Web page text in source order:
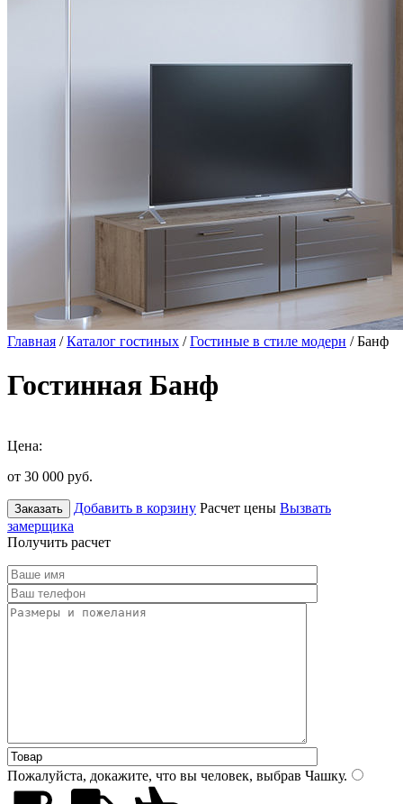
Главная /Каталог гостиных /Гостиные в стиле модерн / Банф
Гостинная Банф
Цена:
от 30 000 руб.
Заказать Добавить в корзину Расчет цены Вызвать
замерщика
Получить расчет
Пожалуйста, докажите, что вы человек, выбрав Чашку.